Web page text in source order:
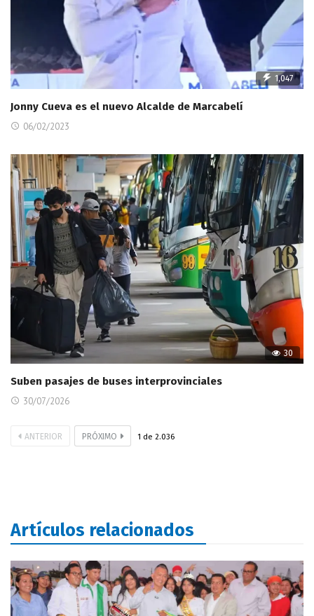
1,047
Jonny Cueva es el nuevo Alcalde de Marcabelí
06/02/2023
30
Suben pasajes de buses interprovinciales
30/07/2026
ANTERIOR PRÓXIMO 1 de 2.036
Artículos relacionados